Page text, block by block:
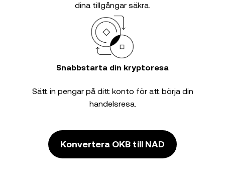
dina tillgångar säkra.
Snabbstarta din kryptoresa
Sätt in pengar på ditt konto för att börja din
handelsresa.
Konvertera OKB till NAD